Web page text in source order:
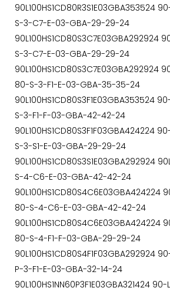
90L100HS1CD80R3S1E03GBA353524
S-3-C7-E-03-GBA-29-29-24
90L100HS1CD80S3C7E03GBA292924
S-3-C7-E-03-GBA-29-29-24
90L100HS1CD80S3C7E03GBA292924
80-S-3-F1-E-03-GBA-35-35-24
90L100HS1CD80S3F1E03GBA353524
S-3-F1-F-03-GBA-42-42-24
90L100HS1CD80S3F1F03GBA424224
S-3-S1-E-03-GBA-29-29-24
90L100HS1CD80S3S1E03GBA292924
S-4-C6-E-03-GBA-42-42-24
90L100HS1CD80S4C6E03GBA424224
80-S-4-C6-E-03-GBA-42-42-24
90L100HS1CD80S4C6E03GBA424224
80-S-4-F1-F-03-GBA-29-29-24
90L100HS1CD80S4F1F03GBA292924
P-3-F1-E-03-GBA-32-14-24
90L100HS1NN60P3F1E03GBA321424